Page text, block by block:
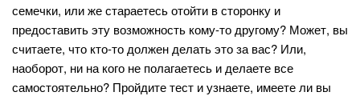
семечки, или же стараетесь отойти в сторонку и
предоставить эту возможность кому-то другому? Может, вы
считаете, что кто-то должен делать это за вас? Или,
наоборот, ни на кого не полагаетесь и делаете все
самостоятельно? Пройдите тест и узнаете, имеете ли вы